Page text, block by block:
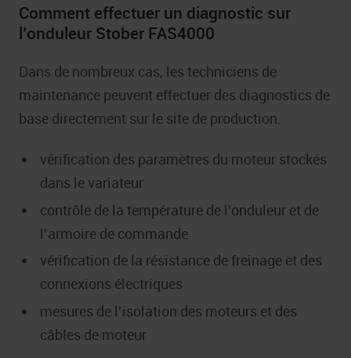
Comment effectuer un diagnostic sur
l’onduleur Stober FAS4000
Dans de nombreux cas, les techniciens de
maintenance peuvent effectuer des diagnostics de
base directement sur le site de production.
vérification des paramètres du moteur stockés
dans le variateur
contrôle de la température de l’onduleur et de
l’armoire de commande
vérification de la résistance de freinage et des
connexions électriques
mesures de l’isolation des moteurs et des
câbles de moteur